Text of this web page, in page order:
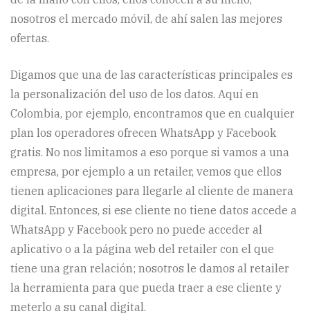
nosotros el mercado móvil, de ahí salen las mejores
ofertas.
Digamos que una de las características principales es
la personalización del uso de los datos. Aquí en
Colombia, por ejemplo, encontramos que en cualquier
plan los operadores ofrecen WhatsApp y Facebook
gratis. No nos limitamos a eso porque si vamos a una
empresa, por ejemplo a un retailer, vemos que ellos
tienen aplicaciones para llegarle al cliente de manera
digital. Entonces, si ese cliente no tiene datos accede a
WhatsApp y Facebook pero no puede acceder al
aplicativo o a la página web del retailer con el que
tiene una gran relación; nosotros le damos al retailer
la herramienta para que pueda traer a ese cliente y
meterlo a su canal digital.